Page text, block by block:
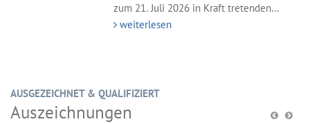
zum 21. Juli 2026 in Kraft tretenden
Kürzungen der Bundesförderung für
weiterlesen
AUSGEZEICHNET & QUALIFIZIERT
Auszeichnungen